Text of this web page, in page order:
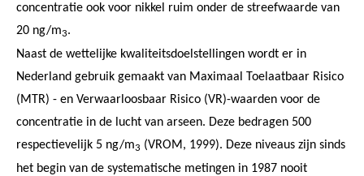
concentratie ook voor nikkel ruim onder de streefwaarde van
20 ng/m3.
Naast de wettelijke kwaliteitsdoelstellingen wordt er in
Nederland gebruik gemaakt van Maximaal Toelaatbaar Risico
(MTR) - en Verwaarloosbaar Risico (VR)-waarden voor de
concentratie in de lucht van arseen. Deze bedragen 500
respectievelijk 5 ng/m3 (VROM, 1999). Deze niveaus zijn sinds
het begin van de systematische metingen in 1987 nooit